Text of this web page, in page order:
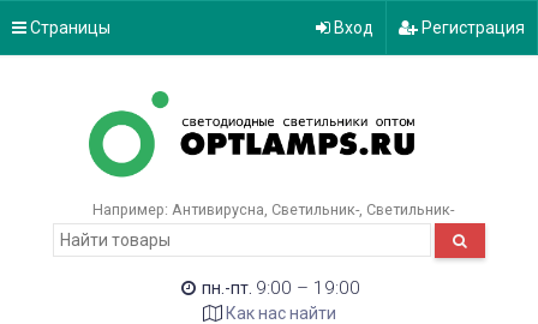
Страницы Вход Регистрация
Например: Антивирусна Светильник- Светильник-
пн.-пт. 9:00 – 19:00
Как нас найти